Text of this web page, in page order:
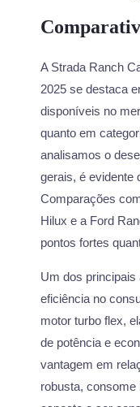
A Strada Ranch
2025 se destaca
disponíveis no
quanto em
analisamos o
gerais, é evidente
Comparações
Hilux e a Ford
pontos fortes
Um dos
eficiência no
motor turbo flex,
de potência e
vantagem em
robusta,